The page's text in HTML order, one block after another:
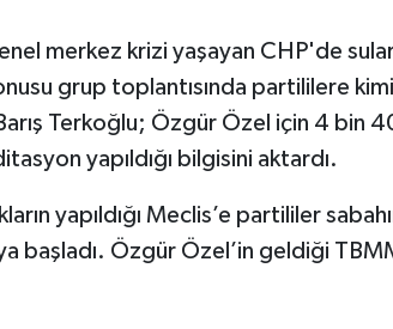
merkez krizi yaşayan CHP'de
grup toplantısında partililere
Terkoğlu; Özgür Özel için 4 bin
yapıldığı bilgisini aktardı.
yapıldığı Meclis’e partililer
başladı. Özgür Özel’in geldiği